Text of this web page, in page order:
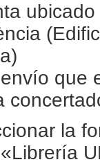
que
la